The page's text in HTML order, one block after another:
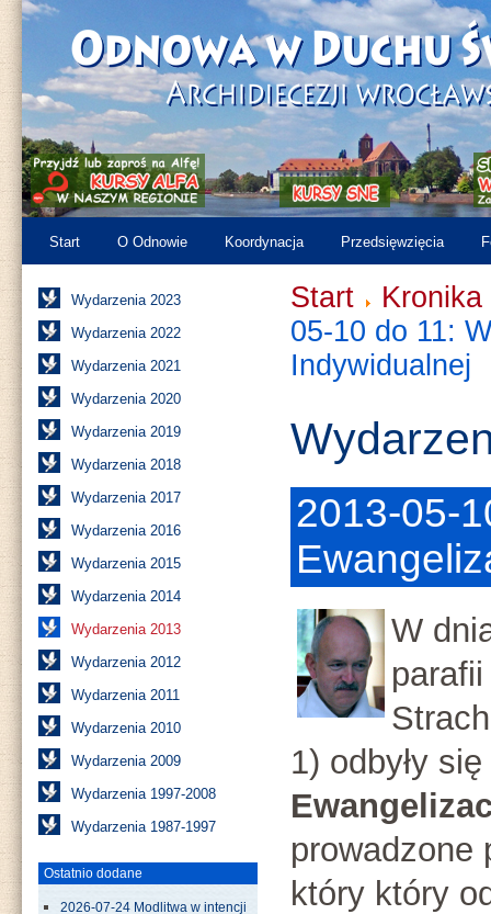
Start O Odnowie Koordynacja Przedsięwzięcia
Wydarzenia 2023
Wydarzenia 2022
Wydarzenia 2021
Wydarzenia 2020
Wydarzenia 2019
Wydarzenia 2018
Wydarzenia 2017
Wydarzenia 2016
Wydarzenia 2015
Wydarzenia 2014
Wydarzenia 2013
Wydarzenia 2012
Wydarzenia 2011
Wydarzenia 2010
Wydarzenia 2009
Wydarzenia 1997-2008
Wydarzenia 1987-1997
Ostatnio dodane
2026-07-24 Modlitwa w intencji
Start
Kronika
05-10 do 11:
Indywidualnej
2013-05-
W
1) odbyły się
prowadzone
który który